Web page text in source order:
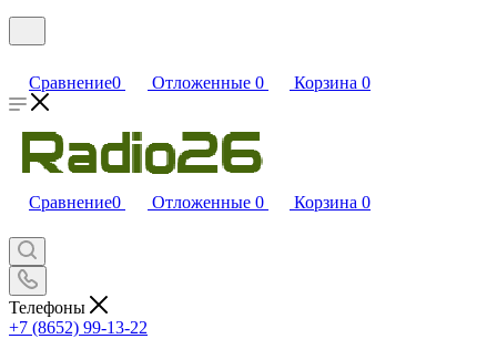
Сравнение0 Отложенные 0 Корзина 0
Сравнение0 Отложенные 0 Корзина 0
Телефоны
+7 (8652) 99-13-22